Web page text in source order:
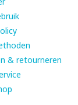
& retourneren